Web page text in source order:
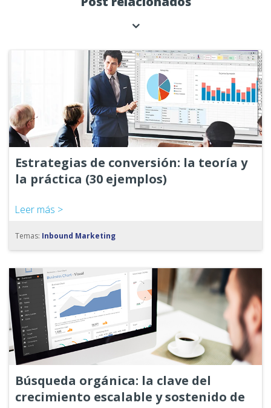
Estrategias de conversión: la teoría y
la práctica (30 ejemplos)
Leer más >
Temas: Inbound Marketing
Búsqueda orgánica: la clave del
crecimiento escalable y sostenido de